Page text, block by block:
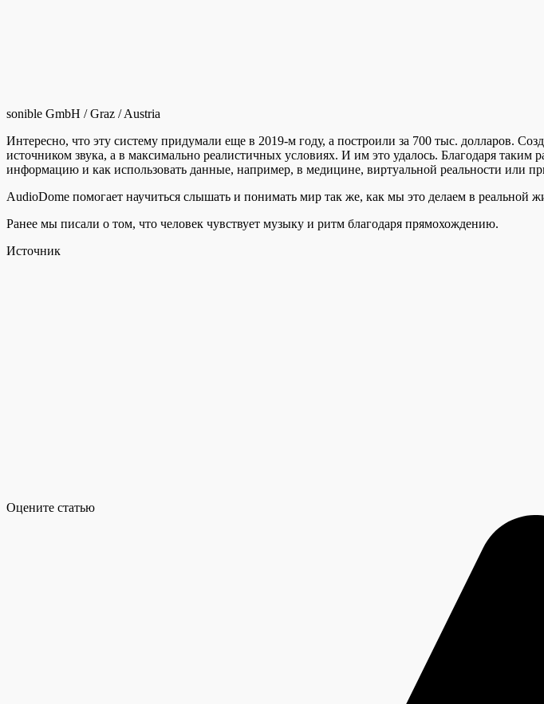
sonible GmbH / Graz / Austria
Интересно, что эту систему придумали еще в 2019-м году, а построили за 700 тыс. долларов.
источником звука, а в максимально реалистичных условиях. И им это удалось. Благодаря
информацию и как использовать данные, например, в медицине, виртуальной реальности или
AudioDome помогает научиться слышать и понимать мир так же, как мы это делаем в
Ранее мы писали о том, что человек чувствует музыку и ритм благодаря прямохождению.
Источник
Оцените статью